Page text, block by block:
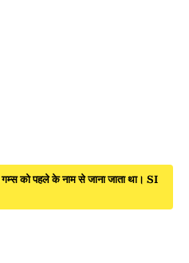
को पहले के नाम से जाना जाता था। SI